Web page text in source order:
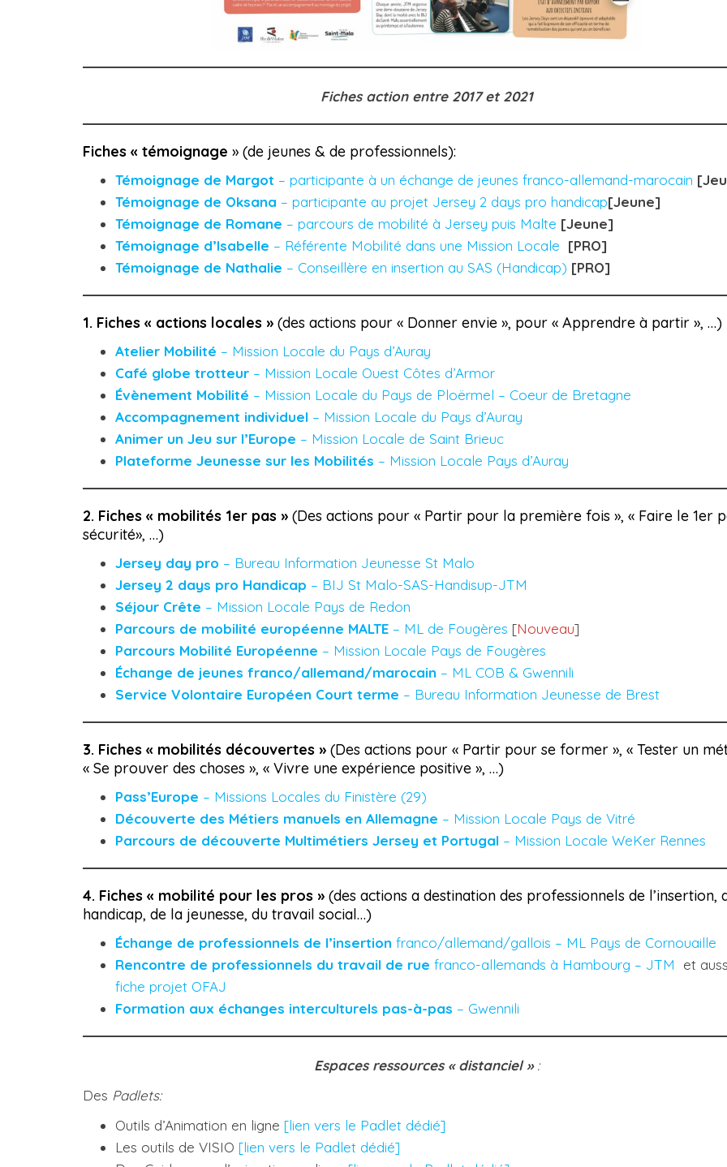
Fiches action entre 2017 et 2021
Fiches « témoignage » (de jeunes & de professionnels):
Témoignage de Margot – participante à un échange de jeunes franco-allemand-marocain
Témoignage de Oksana – participante au projet Jersey 2 days pro handicap[Jeune]
Témoignage de Romane – parcours de mobilité à Jersey puis Malte [Jeune]
Témoignage d’Isabelle – Référente Mobilité dans une Mission Locale [PRO]
Témoignage de Nathalie – Conseillère en insertion au SAS (Handicap) [PRO]
1. Fiches « actions locales » (des actions pour « Donner envie », pour « Apprendre à partir », …)
Atelier Mobilité – Mission Locale du Pays d’Auray
Café globe trotteur – Mission Locale Ouest Côtes d’Armor
Évènement Mobilité – Mission Locale du Pays de Ploërmel – Coeur de Bretagne
Accompagnement individuel – Mission Locale du Pays d’Auray
Animer un Jeu sur l’Europe – Mission Locale de Saint Brieuc
Plateforme Jeunesse sur les Mobilités – Mission Locale Pays d’Auray
2. Fiches « mobilités 1er pas » (Des actions pour « Partir pour la première fois », « Faire le 1er
sécurité», …)
Jersey day pro – Bureau Information Jeunesse St Malo
Jersey 2 days pro Handicap – BIJ St Malo-SAS-Handisup-JTM
Séjour Crête – Mission Locale Pays de Redon
Parcours de mobilité européenne MALTE – ML de Fougères [Nouveau]
Parcours Mobilité Européenne – Mission Locale Pays de Fougères
Échange de jeunes franco/allemand/marocain – ML COB & Gwennili
Service Volontaire Européen Court terme – Bureau Information Jeunesse de Brest
3. Fiches « mobilités découvertes » (Des actions pour « Partir pour se former », « Tester un
« Se prouver des choses », « Vivre une expérience positive », …)
Pass’Europe – Missions Locales du Finistère (29)
Découverte des Métiers manuels en Allemagne – Mission Locale Pays de Vitré
Parcours de découverte Multimétiers Jersey et Portugal – Mission Locale WeKer Rennes
4. Fiches « mobilité pour les pros » (des actions a destination des professionnels de l’insertion,
handicap, de la jeunesse, du travail social…)
Échange de professionnels de l’insertion franco/allemand/gallois – ML Pays de Cornouaille
Rencontre de professionnels du travail de rue franco-allemands à Hambourg – JTM
et
fiche projet OFAJ
Formation aux échanges interculturels pas-à-pas – Gwennili
Espaces ressources « distanciel »:
Des Padlets:
Outils d’Animation en ligne [lien vers le Padlet dédié]
Les outils de VISIO [lien vers le Padlet dédié]